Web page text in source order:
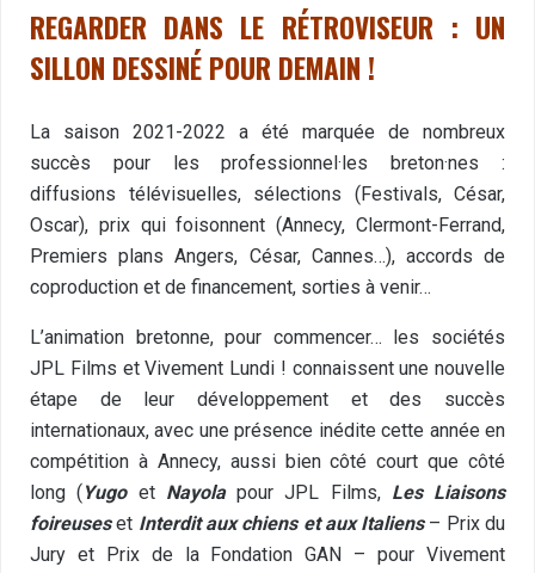
REGARDER DANS LE RÉTROVISEUR : UN
SILLON DESSINÉ POUR DEMAIN !
La saison 2021-2022 a été marquée de nombreux
succès pour les professionnel·les breton·nes :
diffusions télévisuelles, sélections (Festivals, César,
Oscar), prix qui foisonnent (Annecy, Clermont-Ferrand,
Premiers plans Angers, César, Cannes…), accords de
coproduction et de financement, sorties à venir…
L’animation bretonne, pour commencer… les sociétés
JPL Films et Vivement Lundi ! connaissent une nouvelle
étape de leur développement et des succès
internationaux, avec une présence inédite cette année en
compétition à Annecy, aussi bien côté court que côté
long (Yugoet Nayolapour JPL Films, Les Liaisons
foireuseset Interdit aux chiens et aux Italiens– Prix du
Jury et Prix de la Fondation GAN – pour Vivement